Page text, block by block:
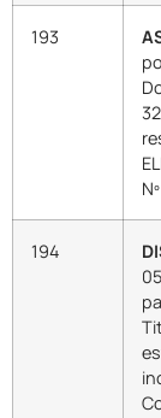
193
194